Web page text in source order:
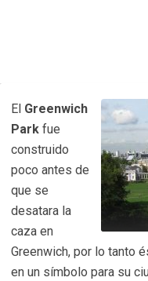
El Greenwich
Park fue
construido
poco antes de
que se
desatara la
caza en
Greenwich, por lo tanto
en un símbolo para su